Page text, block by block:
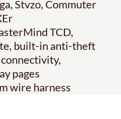
Stvzo, Commuter
TCD,
built-in anti-theft
pages
wire harness